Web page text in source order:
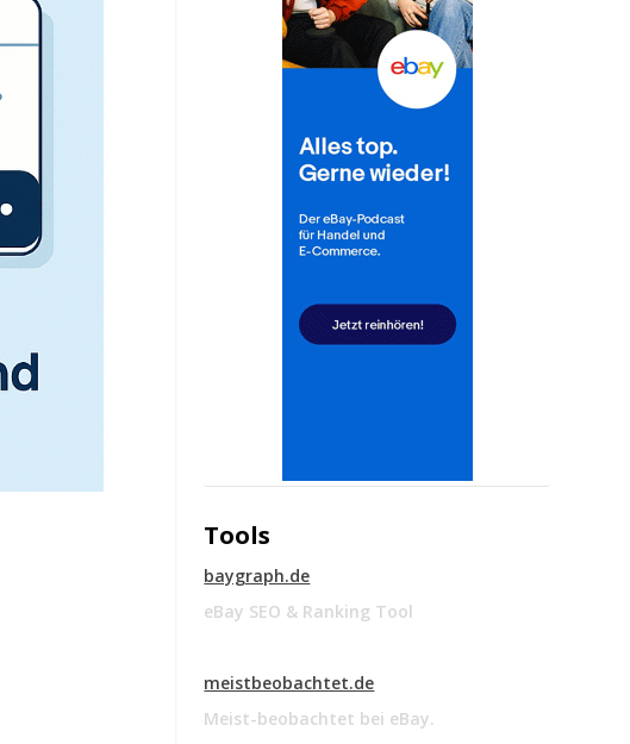
Tools
baygraph.de
eBay SEO & Ranking Tool
meistbeobachtet.de
Meist-beobachtet bei eBay.